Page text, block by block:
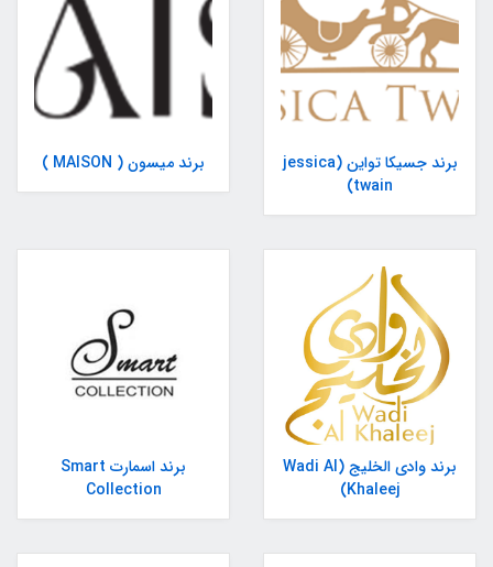
برند جسیکا تواین (jessica
twain)
برند میسون ( MAISON )
برند وادی الخلیج (Wadi Al
Khaleej)
برند اسمارت Smart
Collection